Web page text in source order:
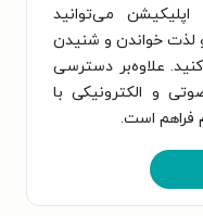
می‌توانید
لذت خواندن و شنیدن
علاوه‌بر دسترسی
و الکترونیکی با
فراهم است.